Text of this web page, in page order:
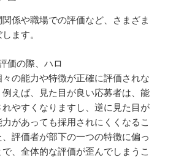
係や職場での評価など、さまざま
ます。
価の際、ハロ
の能力や特徴が正確に評価されな
えば、見た目が良い応募者は、能
やすくなりますし、逆に見た目が
があっても採用されにくくなるこ
評価者が部下の一つの特徴に偏っ
、全体的な評価が歪んでしまうこ